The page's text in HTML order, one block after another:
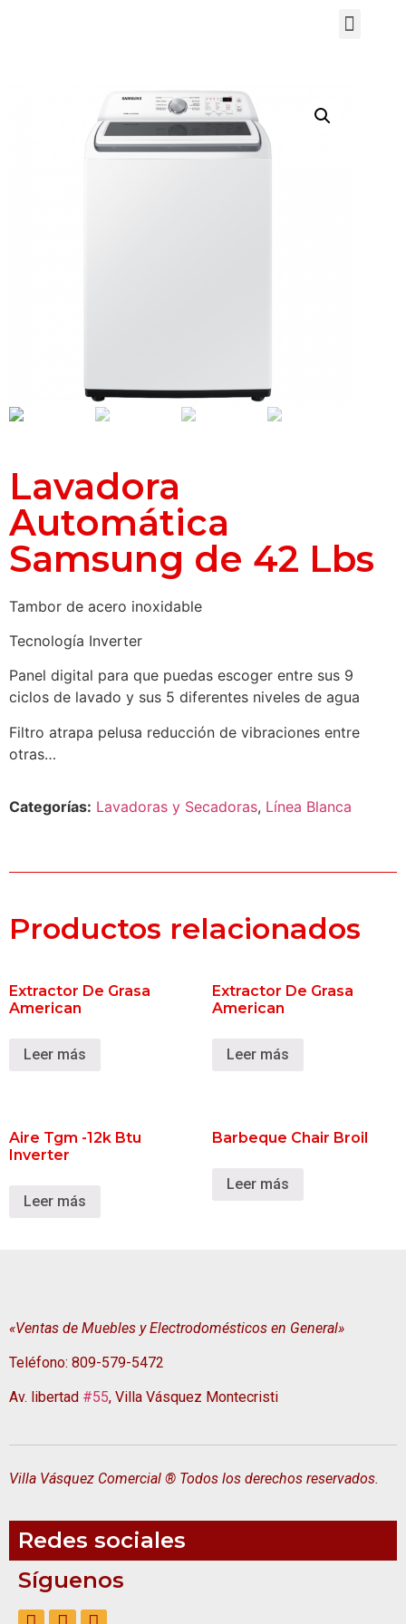
Lavadora
Automática
Samsung de 42 Lbs
Tambor de acero inoxidable
Tecnología Inverter
Panel digital para que puedas escoger entre sus 9
ciclos de lavado y sus 5 diferentes niveles de agua
Filtro atrapa pelusa reducción de vibraciones entre
otras…
Categorías: Lavadoras y Secadoras, Línea Blanca
Productos relacionados
Extractor De Grasa
American
Leer más
Extractor De Grasa
American
Leer más
Aire Tgm -12k Btu
Inverter
Leer más
Barbeque Chair Broil
Leer más
«Ventas de Muebles y Electrodomésticos en General»
Teléfono: 809-579-5472
Av. libertad #55, Villa Vásquez Montecristi
Villa Vásquez Comercial ® Todos los derechos reservados.
Redes sociales
Síguenos